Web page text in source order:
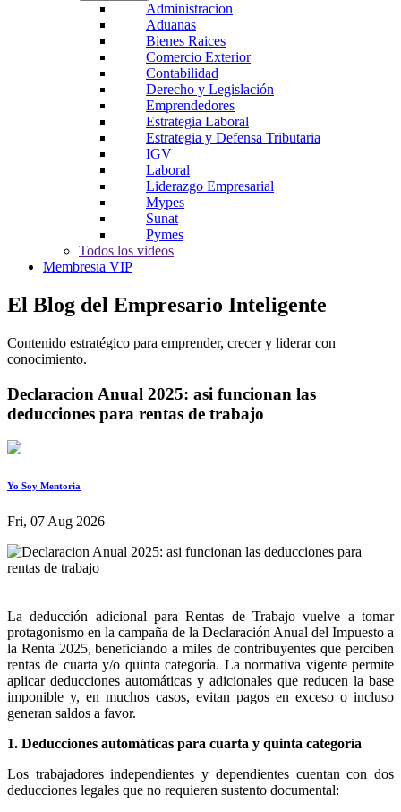
Administracion
Aduanas
Bienes Raices
Comercio Exterior
Contabilidad
Derecho y Legislación
Emprendedores
Estrategia Laboral
Estrategia y Defensa Tributaria
IGV
Laboral
Liderazgo Empresarial
Mypes
Sunat
Pymes
Todos los videos
Membresia VIP
El Blog del Empresario Inteligente
Contenido estratégico para emprender, crecer y liderar con
conocimiento.
Declaracion Anual 2025: asi funcionan las
deducciones para rentas de trabajo
Yo Soy Mentoria
Fri, 07 Aug 2026
La deducción adicional para Rentas de Trabajo vuelve a tomar
protagonismo en la campaña de la Declaración Anual del Impuesto a
la Renta 2025, beneficiando a miles de contribuyentes que perciben
rentas de cuarta y/o quinta categoría. La normativa vigente permite
aplicar deducciones automáticas y adicionales que reducen la base
imponible y, en muchos casos, evitan pagos en exceso o incluso
generan saldos a favor.
1. Deducciones automáticas para cuarta y quinta categoría
Los trabajadores independientes y dependientes cuentan con dos
deducciones legales que no requieren sustento documental: